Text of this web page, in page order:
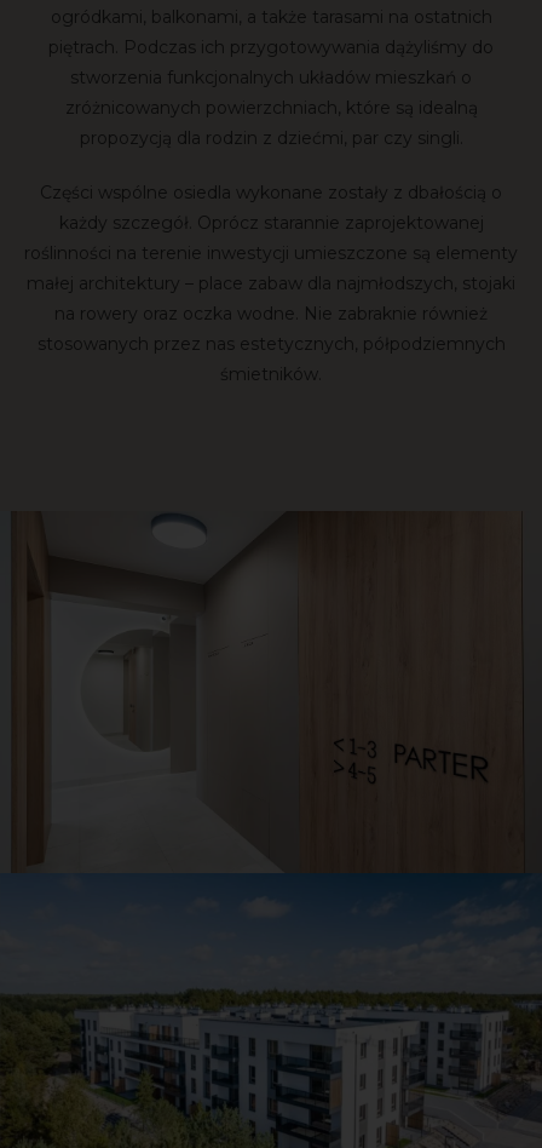
ogródkami, balkonami, a także tarasami na ostatnich
piętrach. Podczas ich przygotowywania dążyliśmy do
stworzenia funkcjonalnych układów mieszkań o
zróżnicowanych powierzchniach, które są idealną
propozycją dla rodzin z dziećmi, par czy singli.
Części wspólne osiedla wykonane zostały z dbałością o
każdy szczegół. Oprócz starannie zaprojektowanej
roślinności na terenie inwestycji umieszczone są elementy
małej architektury – place zabaw dla najmłodszych, stojaki
na rowery oraz oczka wodne. Nie zabraknie również
stosowanych przez nas estetycznych, półpodziemnych
śmietników.